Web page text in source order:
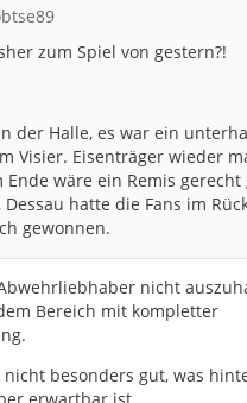
zum Spiel von gestern?!
der Halle, es war ein
Visier. Eisenträger wieder
wäre ein Remis gerecht
hatte die Fans im
gewonnen.
nicht
Bereich mit kompletter
besonders gut, was